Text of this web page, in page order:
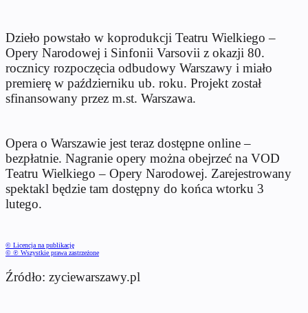
Dzieło powstało w koprodukcji Teatru Wielkiego –
Opery Narodowej i Sinfonii Varsovii z okazji 80.
rocznicy rozpoczęcia odbudowy Warszawy i miało
premierę w październiku ub. roku. Projekt został
sfinansowany przez m.st. Warszawa.
Opera o Warszawie jest teraz dostępne online –
bezpłatnie. Nagranie opery można obejrzeć na VOD
Teatru Wielkiego – Opery Narodowej. Zarejestrowany
spektakl będzie tam dostępny do końca wtorku 3
lutego.
© Licencja na publikację
© ℗ Wszystkie prawa zastrzeżone
Źródło: zyciewarszawy.pl